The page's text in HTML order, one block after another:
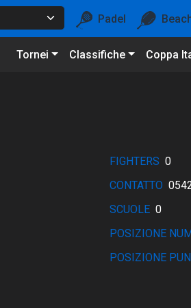
Padel
Tornei Classifiche Coppa
FIGHTERS 0
CONTATTO
SCUOLE 0
POSIZIONE
POSIZIONE